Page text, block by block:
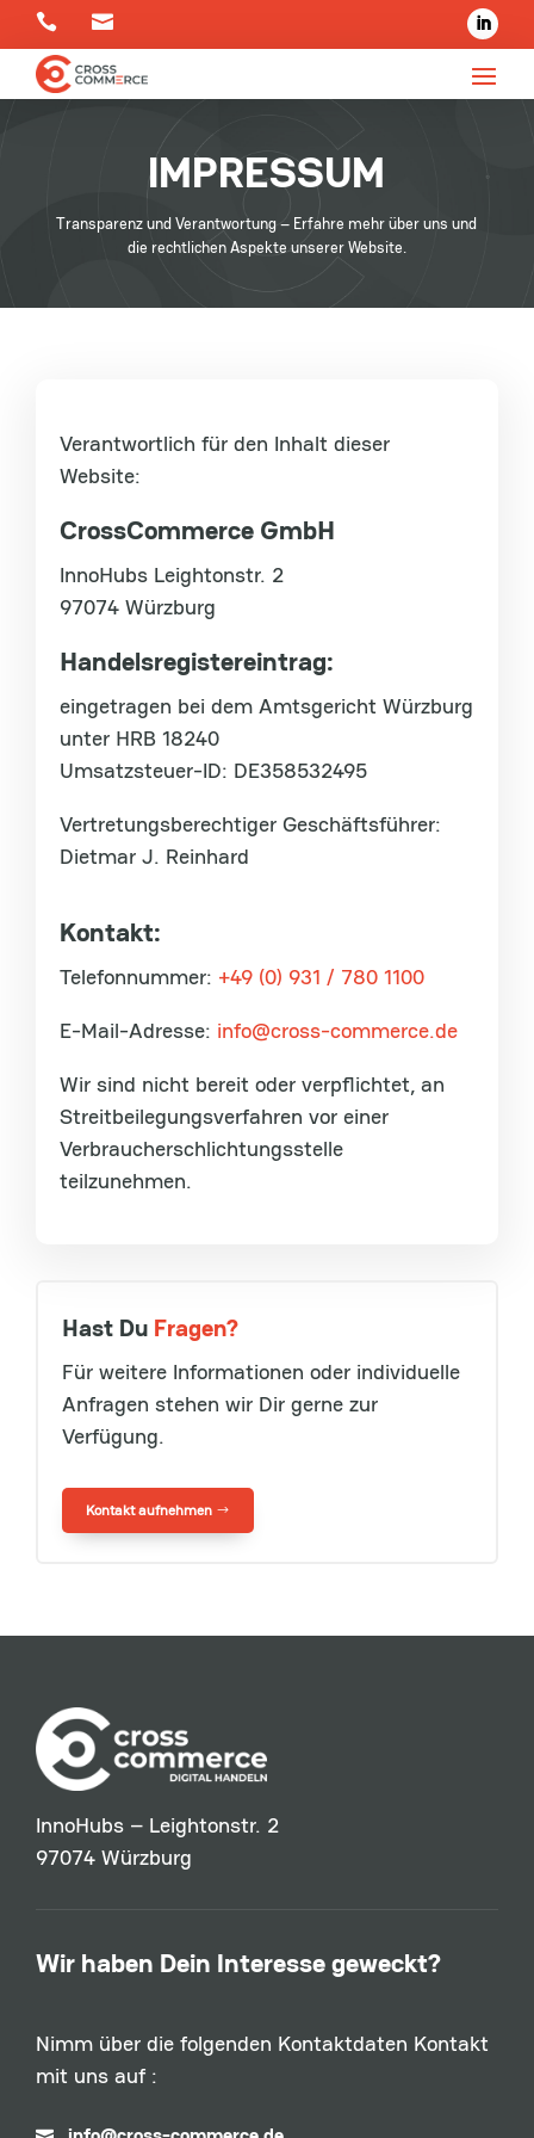
 
IMPRESSUM
Transparenz und Verantwortung – Erfahre mehr über uns und
die rechtlichen Aspekte unserer Website.
Verantwortlich für den Inhalt dieser
Website:
CrossCommerce GmbH
InnoHubs Leightonstr. 2
97074 Würzburg
Handelsregistereintrag:
eingetragen bei dem Amtsgericht Würzburg
unter HRB 18240
Umsatzsteuer-ID: DE358532495
Vertretungsberechtiger Geschäftsführer:
Dietmar J. Reinhard
Kontakt:
Telefonnummer: +49 (0) 931 / 780 1100
E-Mail-Adresse: info@cross-commerce.de
Wir sind nicht bereit oder verpflichtet, an
Streitbeilegungsverfahren vor einer
Verbraucherschlichtungsstelle
teilzunehmen.
Hast Du Fragen?
Für weitere Informationen oder individuelle
Anfragen stehen wir Dir gerne zur
Verfügung.
Kontakt aufnehmen
InnoHubs – Leightonstr. 2
97074 Würzburg
Wir haben Dein Interesse geweckt?
Nimm über die folgenden Kontaktdaten Kontakt
mit uns auf :